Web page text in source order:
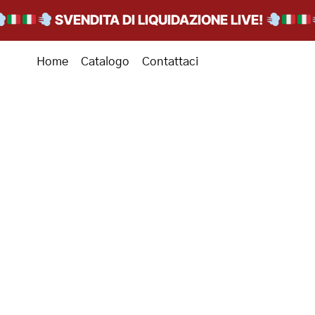
SVENDITA DI LIQUIDAZIONE LIVE!
Home Catalogo Contattaci